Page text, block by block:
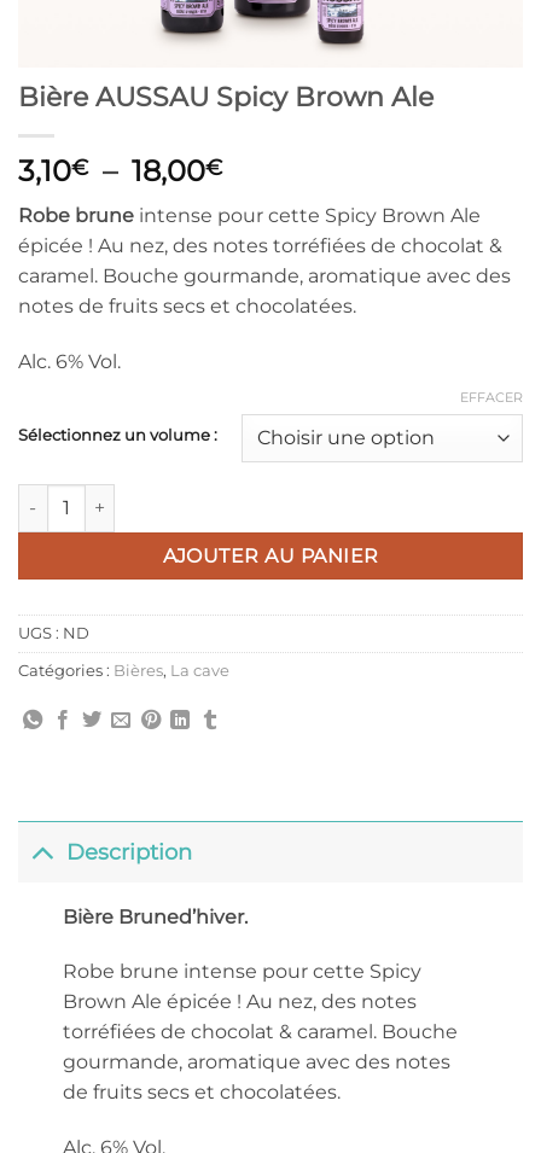
Bière AUSSAU Spicy Brown Ale
3,10€ – 18,00€Plage
prix :
3,10€
à
18,00€
Robe brune intense pour cette Spicy Brown Ale
épicée ! Au nez, des notes torréfiées de chocolat &
caramel. Bouche gourmande, aromatique avec des
notes de fruits secs et chocolatées.
Alc. 6% Vol.
Sélectionnez un volume :
EFFACER
quantité de Bière AUSSAU Spicy Brown Ale
AJOUTER AU PANIER
UGS : ND
Catégories : Bières, La cave
Description
Bière Bruned’hiver.
Robe brune intense pour cette Spicy
Brown Ale épicée ! Au nez, des notes
torréfiées de chocolat & caramel. Bouche
gourmande, aromatique avec des notes
de fruits secs et chocolatées.
Alc. 6% Vol.